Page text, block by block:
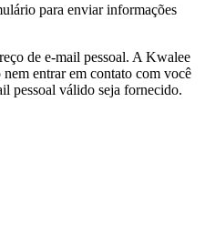
para enviar informações
de e-mail pessoal. A Kwalee
entrar em contato com você
pessoal válido seja fornecido.